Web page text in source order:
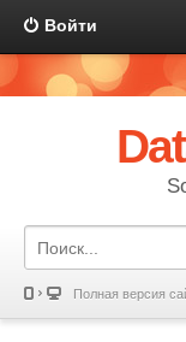
Войти
Полная версия